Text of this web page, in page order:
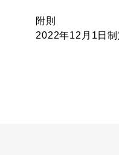
附則
2022年12 月 1 日